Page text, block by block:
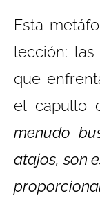
Esta
lección:
que
el capullo
menudo
atajos, son